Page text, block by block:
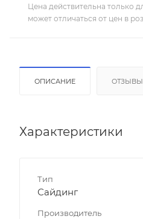
Цена действительна только
может отличаться от цен в
ОПИСАНИЕ ОТЗЫВЫ
Характеристики
Тип
Сайдинг
Производитель